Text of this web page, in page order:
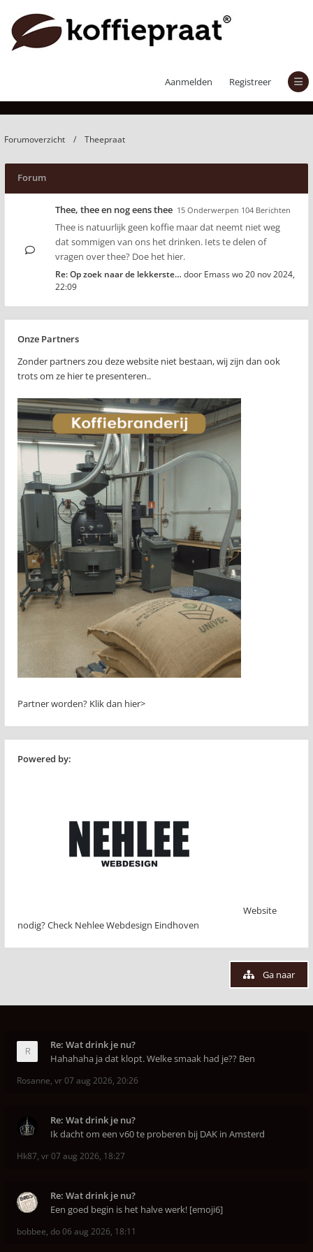
Aanmelden Registreer
Forumoverzicht Theepraat
Forum
Thee, thee en nog eens thee 15 Onderwerpen 104 Berichten
Thee is natuurlijk geen koffie maar dat neemt niet weg
dat sommigen van ons het drinken. Iets te delen of
vragen over thee? Doe het hier.
Re: Op zoek naar de lekkerste… door Emasswo 20 nov 2024,
22:09
Onze Partners
Zonder partners zou deze website niet bestaan, wij zijn dan ook
trots om ze hier te presenteren..
Partner worden? Klik dan hier>
Powered by:
Website
nodig? Check Nehlee Webdesign Eindhoven
Ga naar
Re: Wat drink je nu?
Hahahaha ja dat klopt. Welke smaak had je?? Ben
Rosanne, vr 07 aug 2026, 20:26
Re: Wat drink je nu?
Ik dacht om een v60 te proberen bij DAK in Amsterd
Hk87, vr 07 aug 2026, 18:27
Re: Wat drink je nu?
Een goed begin is het halve werk! [emoji6]
bobbee, do 06 aug 2026, 18:11